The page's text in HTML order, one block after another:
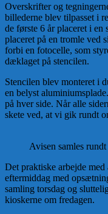
Overskrifter og
billederne blev tilpasset i
de første 6 år placeret i
placeret på en tromle ved
forbi en fotocelle, som
dæklaget på stencilen.
Stencilen blev monteret i
en belyst
på hver side. Når alle
skete ved, at vi gik rundt
Avisen samles
Det praktiske arbejde med
eftermiddag med
samling torsdag og
kioskerne om fredagen.